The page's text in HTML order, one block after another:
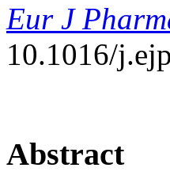
Eur J
10.1016/
Abstract